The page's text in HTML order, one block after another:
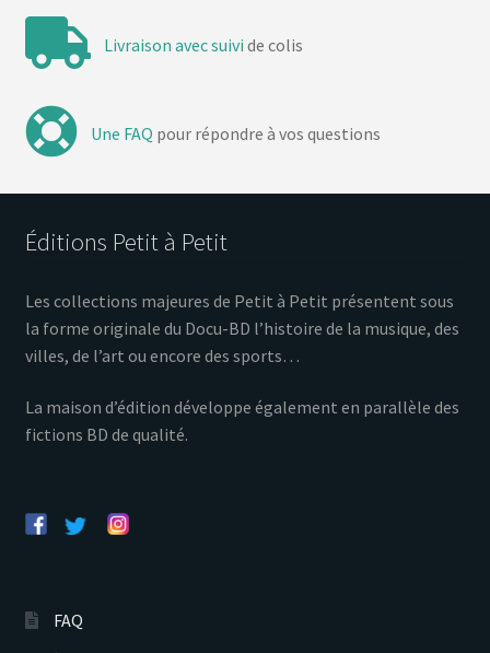
Livraison avec suivi de colis
Une FAQ pour répondre à vos questions
Éditions Petit à Petit
Les collections majeures de Petit à Petit présentent sous
la forme originale du Docu-BD l’histoire de la musique, des
villes, de l’art ou encore des sports…
La maison d’édition développe également en parallèle des
fictions BD de qualité.
FAQ